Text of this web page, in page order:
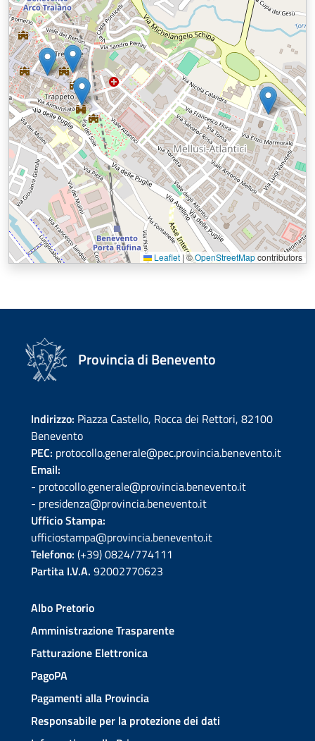
Leaflet |©OpenStreetMapcontributors
Provincia di Benevento
Indirizzo: Piazza Castello, Rocca dei Rettori, 82100
Benevento
PEC: protocollo.generale@pec.provincia.benevento.it
Email:
- protocollo.generale@provincia.benevento.it
- presidenza@provincia.benevento.it
Ufficio Stampa:
ufficiostampa@provincia.benevento.it
Telefono: (+39) 0824/774111
Partita I.V.A. 92002770623
Albo Pretorio
Amministrazione Trasparente
Fatturazione Elettronica
PagoPA
Pagamenti alla Provincia
Responsabile per la protezione dei dati